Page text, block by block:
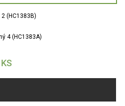
2 (HC1383B)
4 (HC1383A)